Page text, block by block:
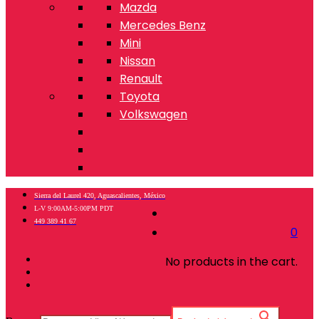
Mazda
Mercedes Benz
Mini
Nissan
Renault
Toyota
Volkswagen
0
No products in the cart.
Sierra del Laurel 420, Aguascalientes, México
L-V 9:00AM-5:00PM PDT
449 389 41 67